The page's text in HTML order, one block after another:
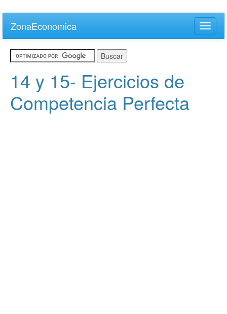
main
content
ZonaEconomica
Toggle
14 y 15- Ejercicios de
Competencia Perfecta